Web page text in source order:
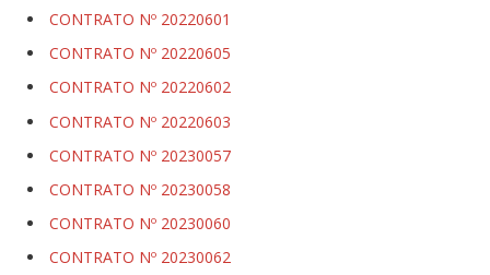
CONTRATO Nº 20220601
CONTRATO Nº 20220605
CONTRATO Nº 20220602
CONTRATO Nº 20220603
CONTRATO Nº 20230057
CONTRATO Nº 20230058
CONTRATO Nº 20230060
CONTRATO Nº 20230062